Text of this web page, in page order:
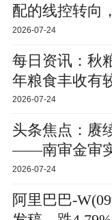
配的线控转向
统
2026-07-24
每日资讯：秋
年粮食丰收有
2026-07-24
头条焦点：赓
——南审金审
一支队司令部
2026-07-24
阿里巴巴-